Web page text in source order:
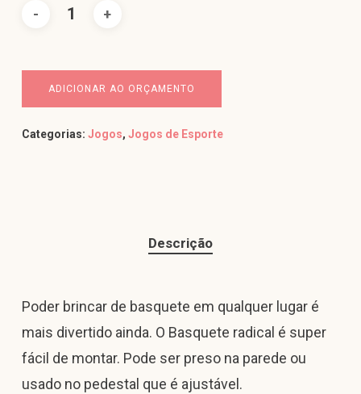
ADICIONAR AO ORÇAMENTO
Categorias: Jogos, Jogos de Esporte
Descrição
Poder brincar de basquete em qualquer lugar é
mais divertido ainda. O Basquete radical é super
fácil de montar. Pode ser preso na parede ou
usado no pedestal que é ajustável.